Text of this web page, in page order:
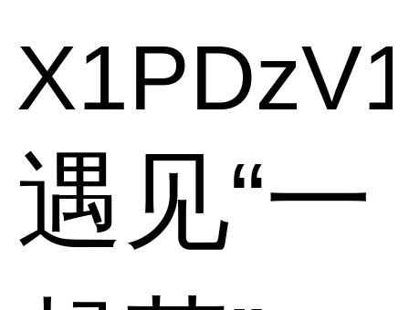
遇见“一